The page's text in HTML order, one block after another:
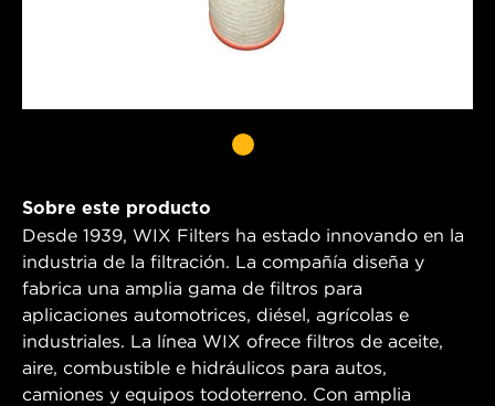
Sobre este producto
Desde 1939, WIX Filters ha estado innovando en la
industria de la filtración. La compañía diseña y
fabrica una amplia gama de filtros para
aplicaciones automotrices, diésel, agrícolas e
industriales. La línea WIX ofrece filtros de aceite,
aire, combustible e hidráulicos para autos,
camiones y equipos todoterreno. Con amplia